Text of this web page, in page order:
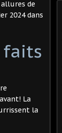
de
2024 dans
faits
La
la